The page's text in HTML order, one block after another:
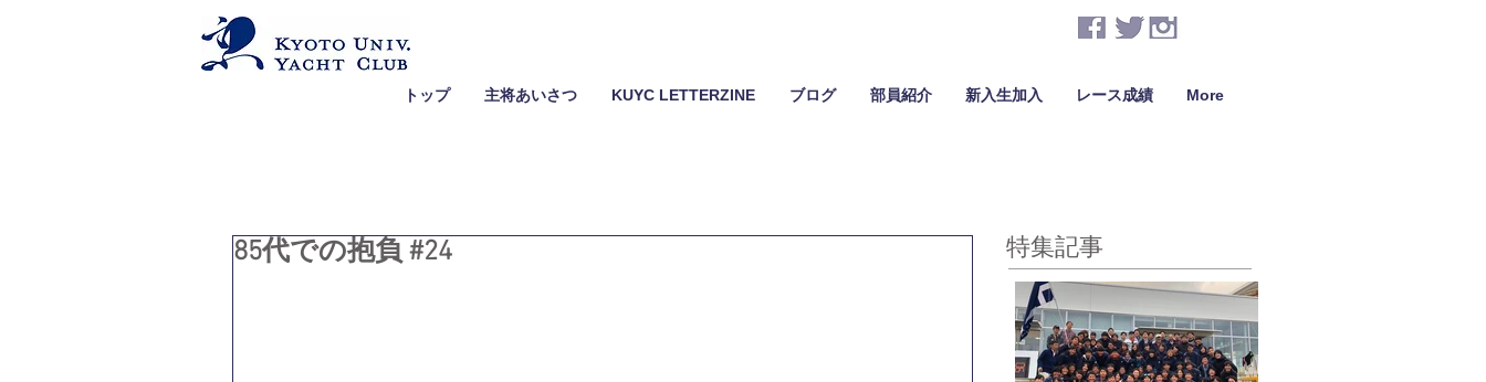
トップ 主将あいさつ KUYC LETTERZINE ブログ 部員紹介 新入生加入 レース成績 More
85代での抱負 #24 特集記事